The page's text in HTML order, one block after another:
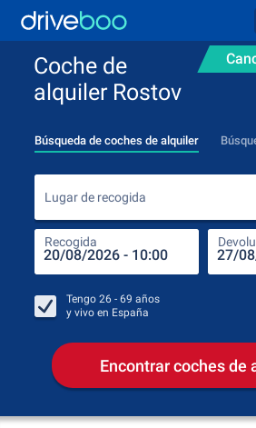
Coche de
alquiler Rostov
Búsqueda de coches de alquiler
Lugar de recogida
Recogida
Tengo 26 - 69 años
y vivo en España
Encontrar coches de